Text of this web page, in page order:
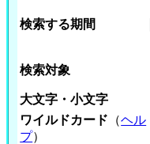
検索する期間
検索対象
大文字・小文字
ワイルドカード （ヘル
プ）